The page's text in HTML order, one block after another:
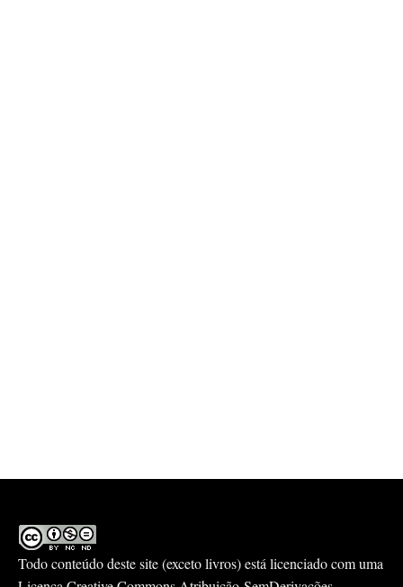
Todo conteúdo deste site (exceto livros) está licenciado com uma